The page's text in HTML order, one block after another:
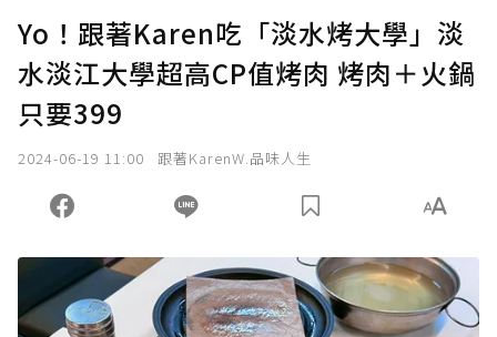
Yo！跟著Karen吃「淡水烤大學」淡
水淡江大學超高CP值烤肉 烤肉＋火鍋
只要399
2024-06-19 11:00 跟著KarenW.品味人生